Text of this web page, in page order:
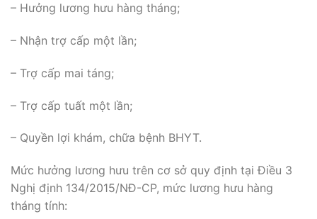
– Hưởng lương hưu hàng tháng;
– Nhận trợ cấp một lần;
– Trợ cấp mai táng;
– Trợ cấp tuất một lần;
– Quyền lợi khám, chữa bệnh BHYT.
Mức hưởng lương hưu trên cơ sở quy định tại Điều 3
Nghị định 134/2015/NĐ-CP, mức lương hưu hàng
tháng tính: